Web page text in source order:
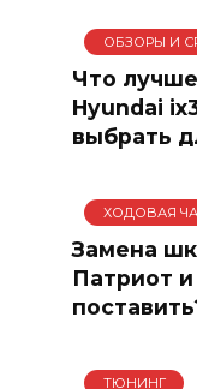
ОБЗОРЫ И
Что
Hyundai
выбрать
ХОДОВАЯ
Замена
Патриот
ТЮНИНГ